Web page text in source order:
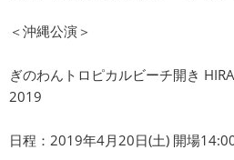
＜沖縄公演＞
ぎのわんトロピカルビーチ開き
2019
日程：2019年4月20日(土) 開場